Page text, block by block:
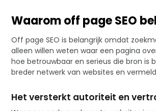
Waarom off page SEO
Off page SEO is belangrijk omdat
alleen willen weten waar een pagina
hoe betrouwbaar en serieus die bron is
breder netwerk van websites en
Het versterkt autoriteit en